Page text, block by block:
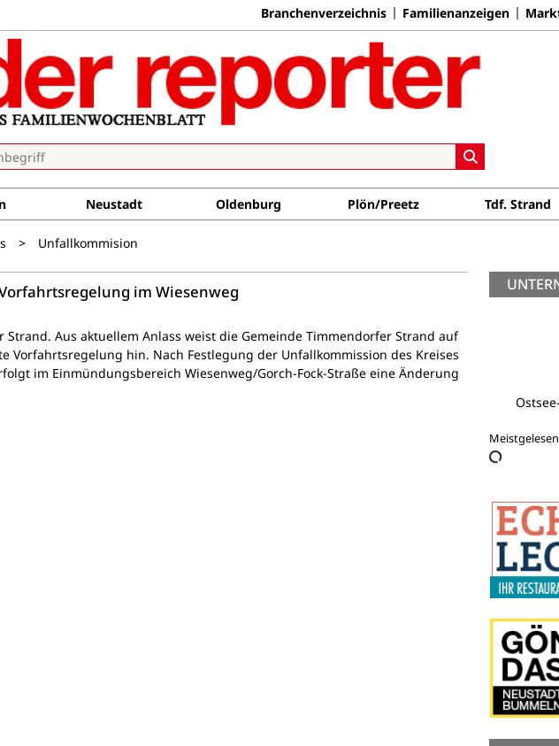
Branchenverzeichnis Familienanzeigen
Neustadt Oldenburg Plön/Preetz Tdf. Strand
> Unfallkommision
im Wiesenweg
Strand. Aus aktuellem Anlass weist die Gemeinde Timmendorfer Strand auf
Vorfahrtsregelung hin. Nach Festlegung der Unfallkommission des Kreises
im Einmündungsbereich Wiesenweg/Gorch-Fock-Straße eine Änderung
Meistgelesen